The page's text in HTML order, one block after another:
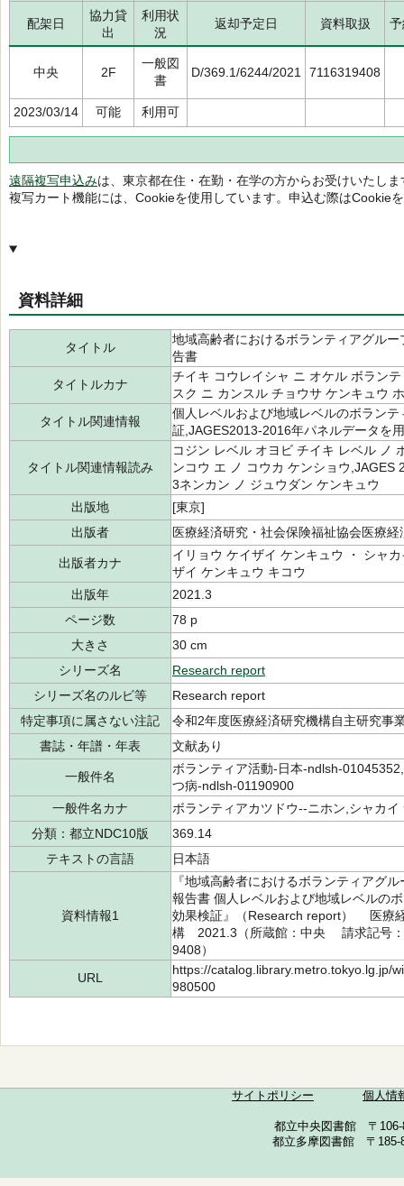
配架日
協力貸
出
利用状
況
返却予定日 資料取扱
中央 2F
一般図
書
D/369.1/6244/2021 7116319408
2023/03/14 可能 利用可
遠隔複写申込みは、東京都在住・在勤・在学の方からお受けいたしま
複写カート機能には、Cookieを使用しています。申込む際はCookie
資料詳細
タイトル
地域高齢者におけるボランティアグル
告書
タイトルカナ
チイキ コウレイシャ ニ オケル ボラン
スク ニ カンスル チョウサ ケンキュウ
タイトル関連情報
個人レベルおよび地域レベルのボラン
証,JAGES2013-2016年パネルデータを
タイトル関連情報読み
コジン レベル オヨビ チイキ レベル ノ
ンコウ エ ノ コウカ ケンショウ
3ネンカン ノ ジュウダン ケンキュウ
出版地
[東京]
出版者
医療経済研究・社会保険福祉協会医療経
出版者カナ
イリョウ ケイザイ ケンキュウ ・ シャ
ザイ ケンキュウ キコウ
出版年
2021.3
ページ数
78 p
大きさ
30 cm
シリーズ名
Research report
シリーズ名のルビ等
Research report
特定事項に属さない注記
令和2年度医療経済研究機構自主研究事
書誌・年譜・年表
文献あり
一般件名
ボランティア活動-日本-ndlsh-
つ病-ndlsh-01190900
一般件名カナ
ボランティアカツドウ--ニホン,シャカ
分類：都立NDC10版
369.14
テキストの言語
日本語
資料情報1
『地域高齢者におけるボランティアグ
報告書 個人レベルおよび地域レベルの
効果検証』（Research report） 医療
構 2021.3（所蔵館：中央 請求記号
9408）
URL
https://catalog.library.metro.tokyo.lg.jp/
980500
サイトポリシー 個人情
都立中央図書館 〒
都立多摩図書館 〒185-